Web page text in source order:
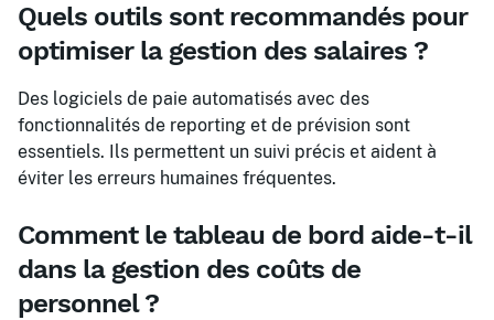
Quels outils sont recommandés pour
optimiser la gestion des salaires ?
Des logiciels de paie automatisés avec des
fonctionnalités de reporting et de prévision sont
essentiels. Ils permettent un suivi précis et aident à
éviter les erreurs humaines fréquentes.
Comment le tableau de bord aide-t-il
dans la gestion des coûts de
personnel ?